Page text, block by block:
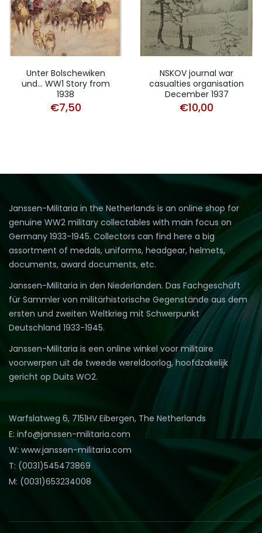
Unter Bolschewiken
und… WW1 Story from
1938
€7,50
NSKOV journal war
casualties organisation
December 1937
€10,00
Janssen-Militaria in the Netherlands is an online shop for
genuine WW2 military collectables with main focus on
Germany 1933-1945. Collectors can find here a big
assortment of medals, uniforms, headgear, helmets,
documents, award documents, etc.
Janssen-Militaria in den Niederlanden. Das Fachgeschäft
für Sammler von militärhistorische Gegenstände aus dem
ersten und zweiten Weltkrieg mit Schwerpunkt
Deutschland 1933-1945.
Janssen-Militaria is een online winkel voor militaire
voorwerpen uit de tweede wereldoorlog, hoofdzakelijk
gericht op Duits WO2.
Warfslatweg 6, 7151HV Eibergen, The Netherlands
E: info@janssen-militaria.com
W: www.janssen-militaria.com
T: (0031)545473869
M: (0031)653234008